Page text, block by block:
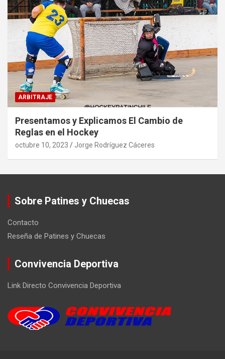
ARBITRAJE
Presentamos y Explicamos El Cambio de
Reglas en el Hockey
octubre 10, 2023 Jorge Rodríguez Cáceres
Sobre Patines y Chuecas
Contacto
Reseña de Patines y Chuecas
Convivencia Deportiva
Link Directo Convivencia Deportiva